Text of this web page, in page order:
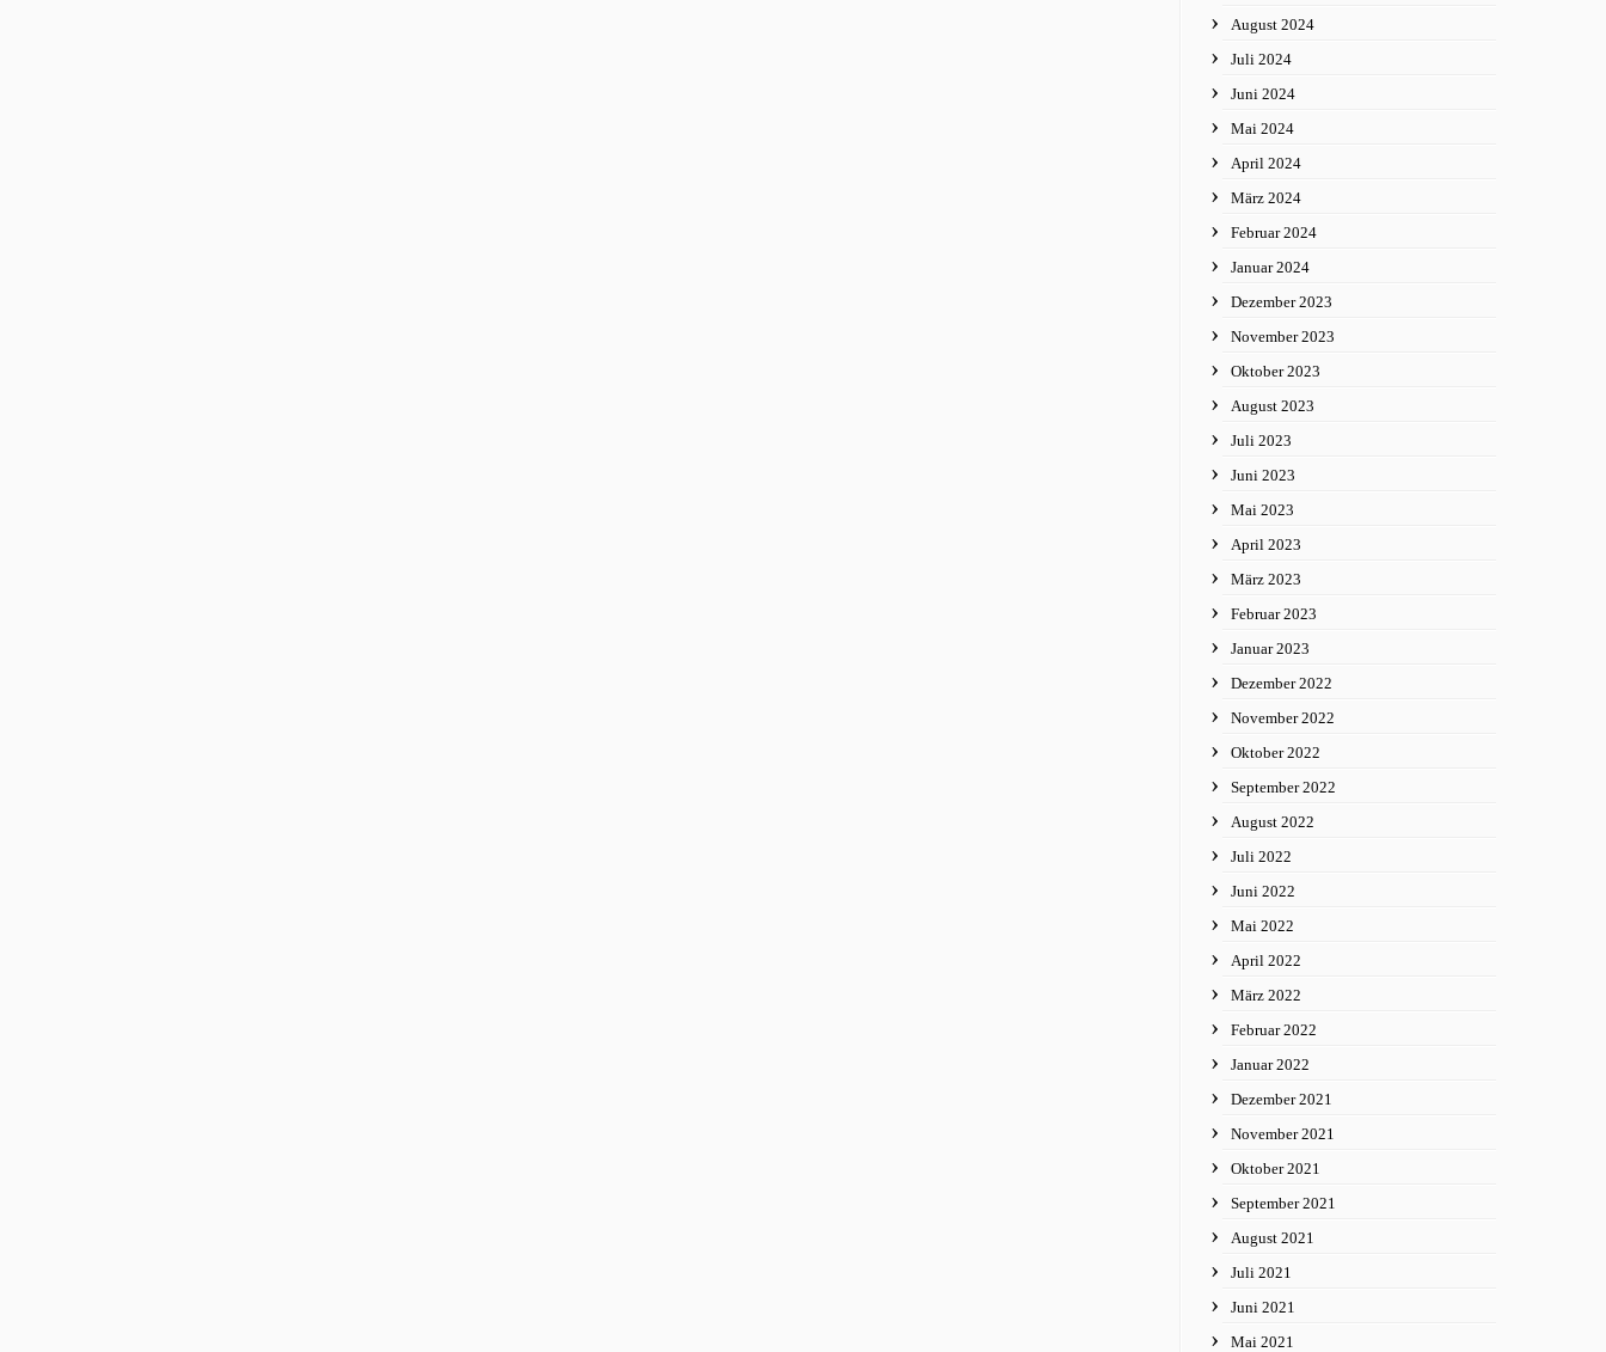
August 2024
Juli 2024
Juni 2024
Mai 2024
April 2024
März 2024
Februar 2024
Januar 2024
Dezember 2023
November 2023
Oktober 2023
August 2023
Juli 2023
Juni 2023
Mai 2023
April 2023
März 2023
Februar 2023
Januar 2023
Dezember 2022
November 2022
Oktober 2022
September 2022
August 2022
Juli 2022
Juni 2022
Mai 2022
April 2022
März 2022
Februar 2022
Januar 2022
Dezember 2021
November 2021
Oktober 2021
September 2021
August 2021
Juli 2021
Juni 2021
Mai 2021